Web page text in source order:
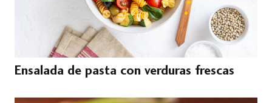
Ensalada de pasta con verduras frescas